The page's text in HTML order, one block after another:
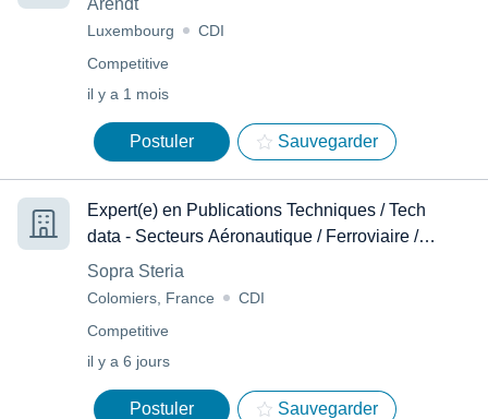
Arendt
Luxembourg
CDI
Competitive
il y a 1 mois
Postuler Sauvegarder
Expert(e) en Publications Techniques / Tech
data - Secteurs Aéronautique / Ferroviaire /
Défense - Colomiers
Sopra Steria
Colomiers, France
CDI
Competitive
il y a 6 jours
Postuler Sauvegarder